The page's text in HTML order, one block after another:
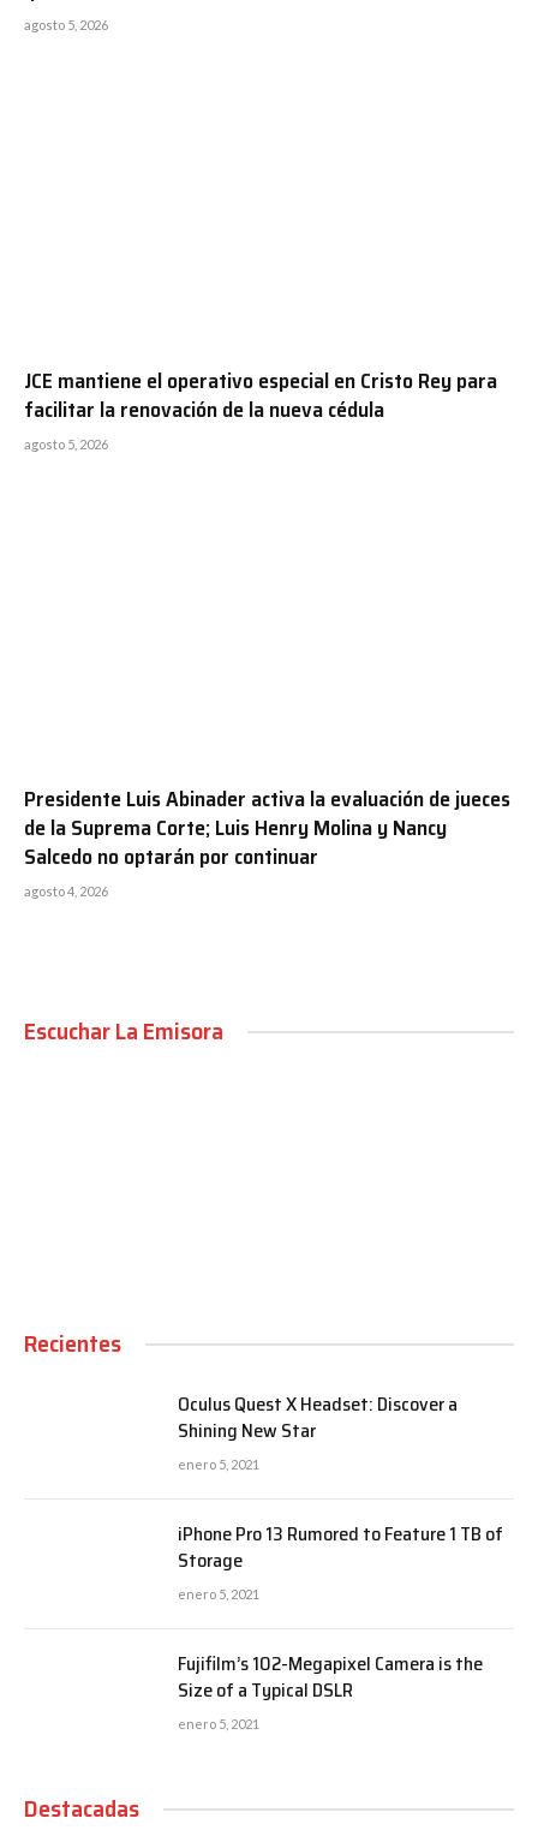
agosto 5, 2026
JCE mantiene el operativo especial en Cristo Rey para
facilitar la renovación de la nueva cédula
agosto 5, 2026
Presidente Luis Abinader activa la evaluación de jueces
de la Suprema Corte; Luis Henry Molina y Nancy
Salcedo no optarán por continuar
agosto 4, 2026
Escuchar La Emisora
Recientes
Oculus Quest X Headset: Discover a
Shining New Star
enero 5, 2021
iPhone Pro 13 Rumored to Feature 1 TB of
Storage
enero 5, 2021
Fujifilm’s 102-Megapixel Camera is the
Size of a Typical DSLR
enero 5, 2021
Destacadas